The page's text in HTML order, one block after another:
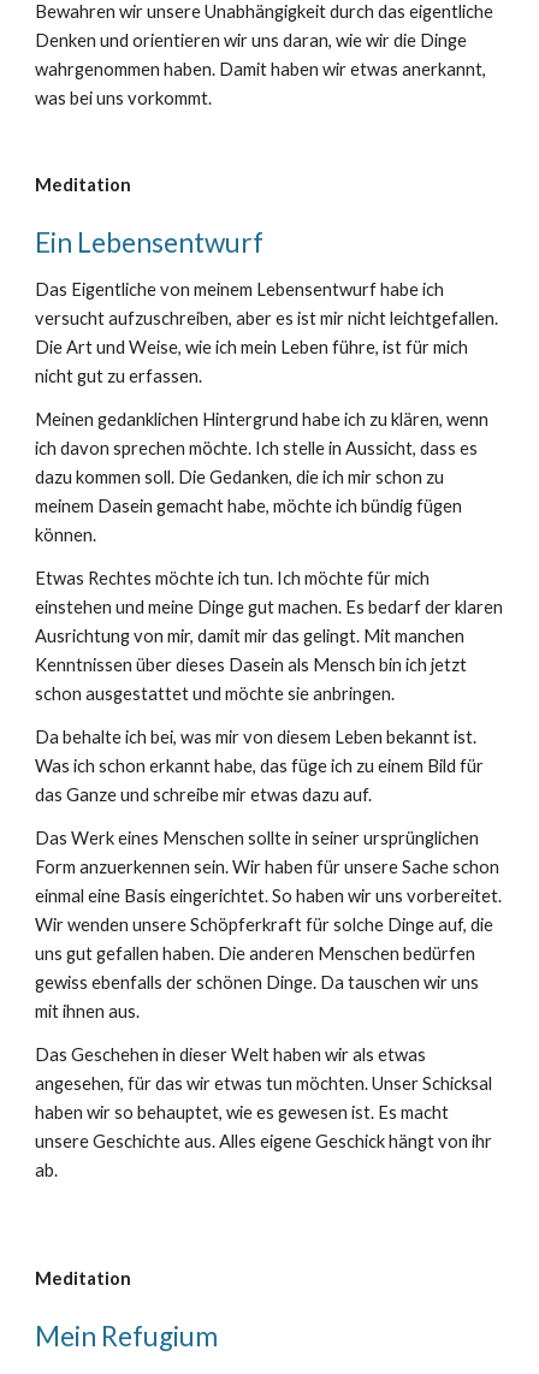
Bewahren wir unsere Unabhängigkeit durch das eigentliche
Denken und orientieren wir uns daran, wie wir die Dinge
wahrgenommen haben. Damit haben wir etwas anerkannt,
was bei uns vorkommt.
Meditation
Ein Lebensentwurf
Das Eigentliche von meinem Lebensentwurf habe ich
versucht aufzuschreiben, aber es ist mir nicht leichtgefallen.
Die Art und Weise, wie ich mein Leben führe, ist für mich
nicht gut zu erfassen.
Meinen gedanklichen Hintergrund habe ich zu klären, wenn
ich davon sprechen möchte. Ich stelle in Aussicht, dass es
dazu kommen soll. Die Gedanken, die ich mir schon zu
meinem Dasein gemacht habe, möchte ich bündig fügen
können.
Etwas Rechtes möchte ich tun. Ich möchte für mich
einstehen und meine Dinge gut machen. Es bedarf der klaren
Ausrichtung von mir, damit mir das gelingt. Mit manchen
Kenntnissen über dieses Dasein als Mensch bin ich jetzt
schon ausgestattet und möchte sie anbringen.
Da behalte ich bei, was mir von diesem Leben bekannt ist.
Was ich schon erkannt habe, das füge ich zu einem Bild für
das Ganze und schreibe mir etwas dazu auf.
Das Werk eines Menschen sollte in seiner ursprünglichen
Form anzuerkennen sein. Wir haben für unsere Sache schon
einmal eine Basis eingerichtet. So haben wir uns vorbereitet.
Wir wenden unsere Schöpferkraft für solche Dinge auf, die
uns gut gefallen haben. Die anderen Menschen bedürfen
gewiss ebenfalls der schönen Dinge. Da tauschen wir uns
mit ihnen aus.
Das Geschehen in dieser Welt haben wir als etwas
angesehen, für das wir etwas tun möchten. Unser Schicksal
haben wir so behauptet, wie es gewesen ist. Es macht
unsere Geschichte aus. Alles eigene Geschick hängt von ihr
ab.
Meditation
Mein Refugium